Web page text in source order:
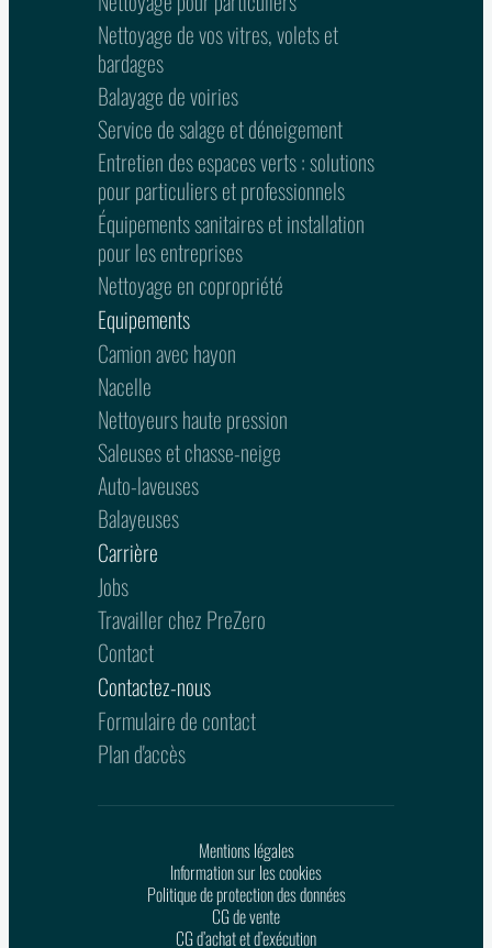
Nettoyage de vos vitres, volets et
bardages
Balayage de voiries
Service de salage et déneigement
Entretien des espaces verts : solutions
pour particuliers et professionnels
Équipements sanitaires et installation
pour les entreprises
Nettoyage en copropriété
Equipements
Camion avec hayon
Nacelle
Nettoyeurs haute pression
Saleuses et chasse-neige
Auto-laveuses
Balayeuses
Carrière
Jobs
Travailler chez PreZero
Contact
Contactez-nous
Formulaire de contact
Plan d'accès
Mentions légales
Information sur les cookies
Politique de protection des données
CG de vente
CG d’achat et d’exécution